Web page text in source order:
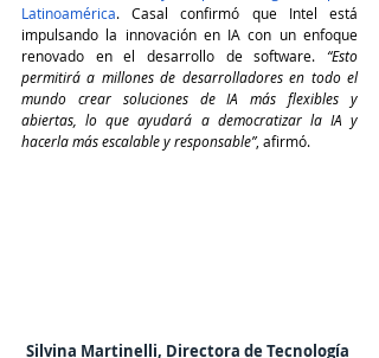
Latinoamérica. Casal confirmó que Intel está
impulsando la innovación en IA con un enfoque
renovado en el desarrollo de software. “Esto
permitirá a millones de desarrolladores en todo el
mundo crear soluciones de IA más flexibles y
abiertas, lo que ayudará a democratizar la IA y
hacerla más escalable y responsable”, afirmó.
Silvina Martinelli, Directora de Tecnología